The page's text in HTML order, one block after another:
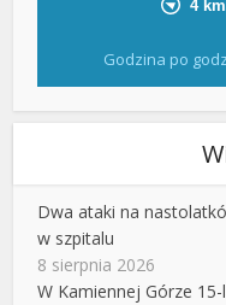
Godzina po
Dwa ataki na
w szpitalu
8 sierpnia 2026
W Kamiennej Górze